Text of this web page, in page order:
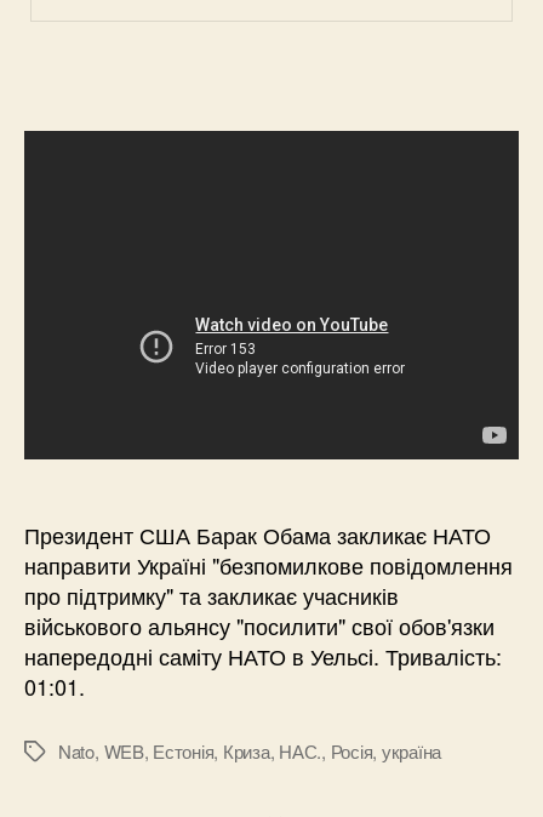
Президент США Барак Обама закликає НАТО
направити Україні "безпомилкове повідомлення
про підтримку" та закликає учасників
військового альянсу "посилити" свої обов'язки
напередодні саміту НАТО в Уельсі. Тривалість:
01:01.
Позначки
Nato, WEB, Естонія, Криза, НАС., Росія, україна